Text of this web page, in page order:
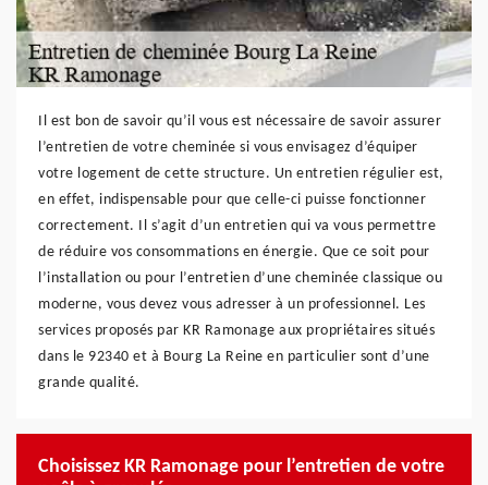
Il est bon de savoir qu’il vous est nécessaire de savoir assurer
l’entretien de votre cheminée si vous envisagez d’équiper
votre logement de cette structure. Un entretien régulier est,
en effet, indispensable pour que celle-ci puisse fonctionner
correctement. Il s’agit d’un entretien qui va vous permettre
de réduire vos consommations en énergie. Que ce soit pour
l’installation ou pour l’entretien d’une cheminée classique ou
moderne, vous devez vous adresser à un professionnel. Les
services proposés par KR Ramonage aux propriétaires situés
dans le 92340 et à Bourg La Reine en particulier sont d’une
grande qualité.
Choisissez KR Ramonage pour l’entretien de votre